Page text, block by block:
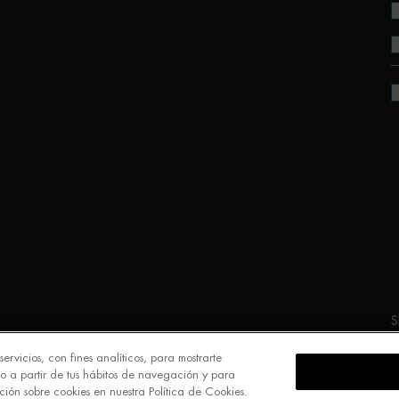
con fines analíticos, para mostrarte
a partir de tus hábitos de navegación y para
sobre cookies en nuestra Política de Cookies.